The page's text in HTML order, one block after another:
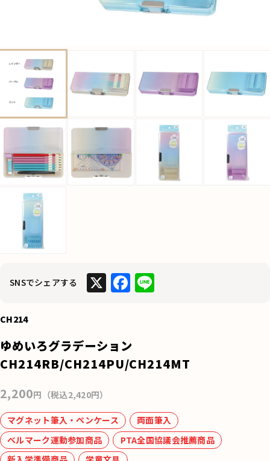
SNSでシェアする X F
e
b
k
Li
CH214
ゆめいろグラデーション
CH214RB/CH214PU/CH214MT
2,200円（税込2,420円）
マグネット筆入・ペンケース
両面筆入
ベルマーク運動参加商品
PTA全国協議会推薦商品